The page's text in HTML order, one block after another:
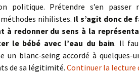
politique. Prétendre s’en passer
méthodes nihilistes. Il s’agit donc de
à redonner du sens à la
le bébé avec l’eau du bain. Il
blanc-seing accordé à quelques-
de sa légitimité. Continuer la lecture